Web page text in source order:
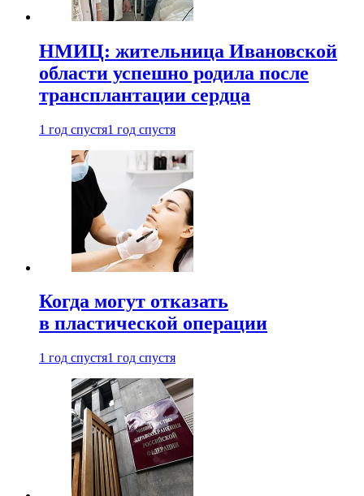
НМИЦ: жительница Ивановской
области успешно родила после
трансплантации сердца
1 год спустя1 год спустя
Когда могут отказать
в пластической операции
1 год спустя1 год спустя